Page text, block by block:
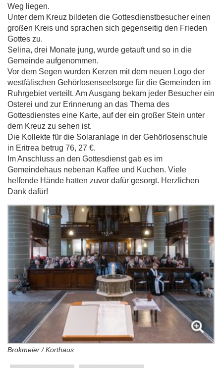
Weg liegen.
Unter dem Kreuz bildeten die Gottesdienstbesucher einen
großen Kreis und sprachen sich gegenseitig den Frieden
Gottes zu.
Selina, drei Monate jung, wurde getauft und so in die
Gemeinde aufgenommen.
Vor dem Segen wurden Kerzen mit dem neuen Logo der
westfälischen Gehörlosenseelsorge für die Gemeinden im
Ruhrgebiet verteilt. Am Ausgang bekam jeder Besucher ein
Osterei und zur Erinnerung an das Thema des
Gottesdienstes eine Karte, auf der ein großer Stein unter
dem Kreuz zu sehen ist.
Die Kollekte für die Solaranlage in der Gehörlosenschule
in Eritrea betrug 76, 27 €.
Im Anschluss an den Gottesdienst gab es im
Gemeindehaus nebenan Kaffee und Kuchen. Viele
helfende Hände hatten zuvor dafür gesorgt. Herzlichen
Dank dafür!
Brokmeier / Korthaus